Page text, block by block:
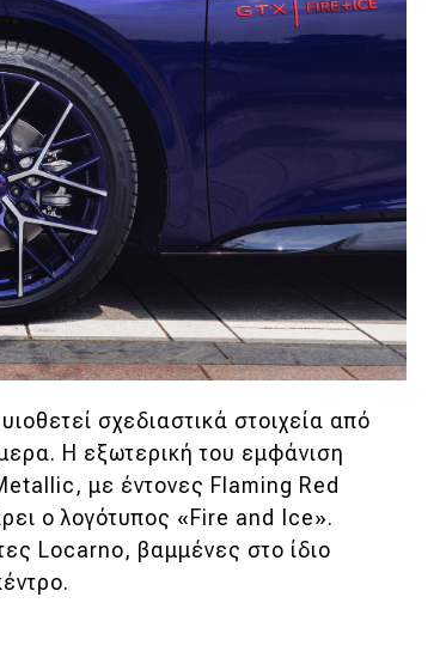
σχεδιαστικά στοιχεία από
Η εξωτερική του εμφάνιση
με έντονες Flaming Red
ο λογότυπος «Fire and Ice».
Locarno, βαμμένες στο ίδιο